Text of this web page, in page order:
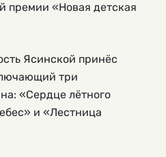
премии «Новая детская
Ясинской принёс
три
«Сердце лётного
и «Лестница